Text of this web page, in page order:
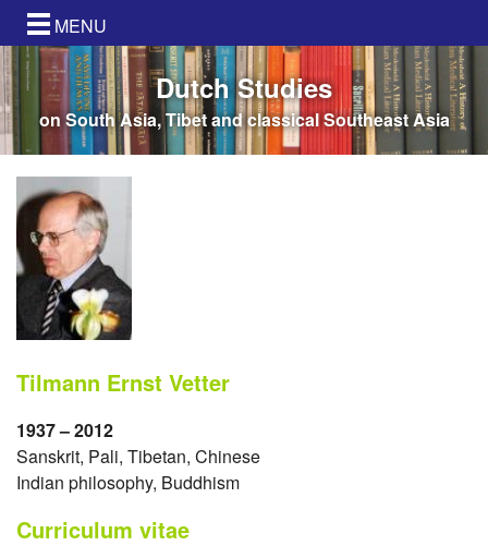
MENU
Dutch Studies
on South Asia, Tibet and classical Southeast Asia
Tilmann Ernst Vetter
1937 – 2012
Sanskrit, Pali, Tibetan, Chinese
Indian philosophy, Buddhism
Curriculum vitae